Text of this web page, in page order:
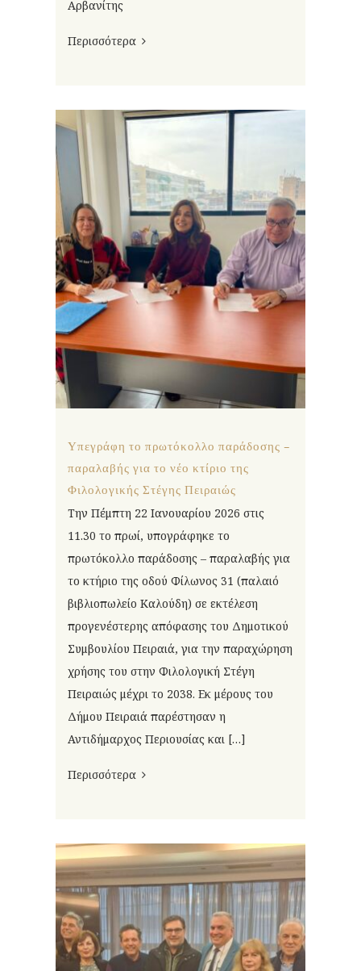
Αρβανίτης
Περισσότερα
Υπεγράφη το πρωτόκολλο παράδοσης –
παραλαβής για το νέο κτίριο της
Φιλολογικής Στέγης Πειραιώς
Την Πέμπτη 22 Ιανουαρίου 2026 στις
11.30 το πρωί, υπογράφηκε το
πρωτόκολλο παράδοσης – παραλαβής για
το κτήριο της οδού Φίλωνος 31 (παλαιό
βιβλιοπωλείο Καλούδη) σε εκτέλεση
προγενέστερης απόφασης του Δημοτικού
Συμβουλίου Πειραιά, για την παραχώρηση
χρήσης του στην Φιλολογική Στέγη
Πειραιώς μέχρι το 2038. Εκ μέρους του
Δήμου Πειραιά παρέστησαν η
Αντιδήμαρχος Περιουσίας και […]
Περισσότερα